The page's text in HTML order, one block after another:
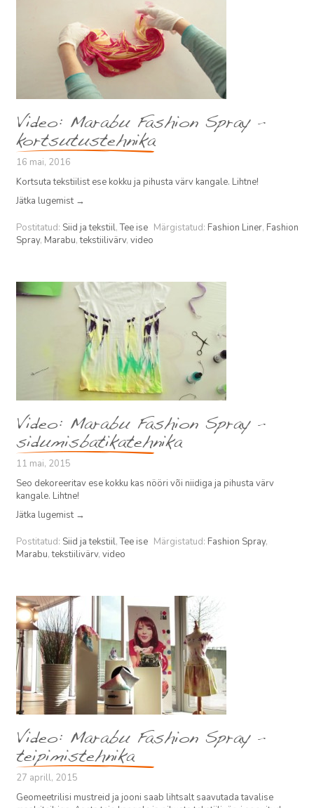
Video: Marabu Fashion Spray –
kortsutustehnika
16 mai, 2016
Kortsuta tekstiilist ese kokku ja pihusta värv kangale. Lihtne!
Jätka lugemist →
Postitatud: Siid ja tekstiil,Tee ise Märgistatud: Fashion Liner, Fashion
Spray, Marabu,tekstiilivärv, video
Video: Marabu Fashion Spray –
sidumisbatikatehnika
11 mai, 2015
Seo dekoreeritav ese kokku kas nööri või niidiga ja pihusta värv
kangale. Lihtne!
Jätka lugemist →
Postitatud: Siid ja tekstiil,Tee ise Märgistatud: Fashion Spray,
Marabu,tekstiilivärv, video
Video: Marabu Fashion Spray –
teipimistehnika
27 aprill, 2015
Geomeetrilisi mustreid ja jooni saab lihtsalt saavutada tavalise